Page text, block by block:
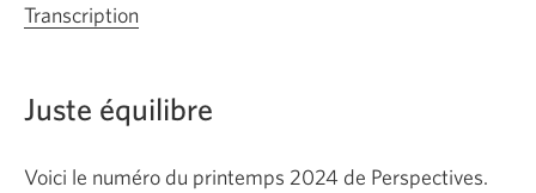
Transcription
intitulée
trimestrielles
Juste équilibre
Voici le numéro du printemps 2024 de Perspectives.